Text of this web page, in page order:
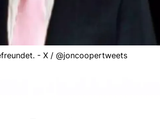
- X / @joncoopertweets